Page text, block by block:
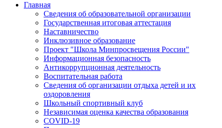
Главная
Сведения об образовательной организации
Государственная итоговая аттестация
Наставничество
Инклюзивное образование
Проект "Школа Минпросвещения России"
Информационная безопасность
Антикоррупционная деятельность
Воспитательная работа
Сведения об организации отдыха детей и их
оздоровления
Школьный спортивный клуб
Независимая оценка качества образования
COVID-19